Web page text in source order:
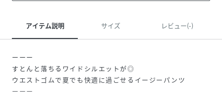
アイテム説明 サイズ レビュー(-)
ーーー
すとんと落ちるワイドシルエットが◎
ウエストゴムで夏でも快適に過ごせるイージーパンツ
ーーー